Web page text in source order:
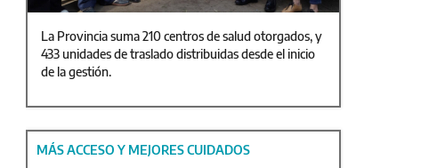
La Provincia suma 210 centros de salud otorgados, y
433 unidades de traslado distribuidas desde el inicio
de la gestión.
MÁS ACCESO Y MEJORES CUIDADOS